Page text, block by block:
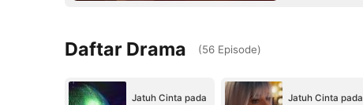
Daftar Drama (56 Episode)
Jatuh Cinta pada
Jatuh Cinta pada